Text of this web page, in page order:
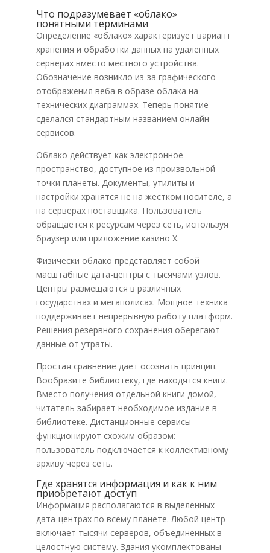
Что подразумевает «облако»
понятными терминами
Определение «облако» характеризует вариант
хранения и обработки данных на удаленных
серверах вместо местного устройства.
Обозначение возникло из-за графического
отображения веба в образе облака на
технических диаграммах. Теперь понятие
сделался стандартным названием онлайн-
сервисов.
Облако действует как электронное
пространство, доступное из произвольной
точки планеты. Документы, утилиты и
настройки хранятся не на жестком носителе, а
на серверах поставщика. Пользователь
обращается к ресурсам через сеть, используя
браузер или приложение казино Х.
Физически облако представляет собой
масштабные дата-центры с тысячами узлов.
Центры размещаются в различных
государствах и мегаполисах. Мощное техника
поддерживает непрерывную работу платформ.
Решения резервного сохранения оберегают
данные от утраты.
Простая сравнение дает осознать принцип.
Вообразите библиотеку, где находятся книги.
Вместо получения отдельной книги домой,
читатель забирает необходимое издание в
библиотеке. Дистанционные сервисы
функционируют схожим образом:
пользователь подключается к коллективному
архиву через сеть.
Где хранятся информация и как к ним
приобретают доступ
Информация располагаются в выделенных
дата-центрах по всему планете. Любой центр
включает тысячи серверов, объединенных в
целостную систему. Здания укомплектованы